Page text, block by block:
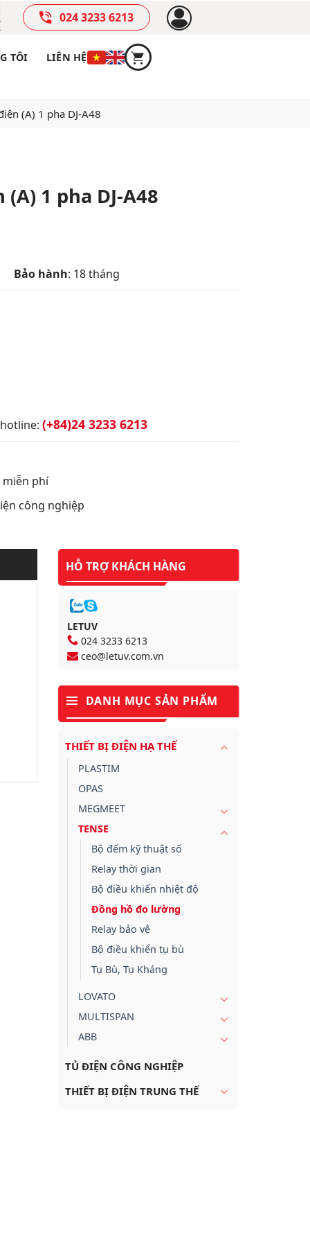
024 3233 6213
TÔI LIÊN HỆ
(A) 1 pha DJ-A48
1 pha DJ-A48
Bảo hành: 18 tháng
(+84)24 3233 6213
miễn phí
công nghiệp
HỖ TRỢ KHÁCH HÀNG
LETUV
024 3233 6213
ceo@letuv.com.vn
DANH MỤC SẢN PHẨM
THIẾT BỊ ĐIỆN HẠ THẾ
PLASTIM
OPAS
MEGMEET
TENSE
Bộ đếm kỹ thuật số
Relay thời gian
Bộ điều khiển nhiệt độ
Đồng hồ đo lường
Relay bảo vệ
Bộ điều khiển tụ bù
Tụ Bù, Tụ Kháng
LOVATO
MULTISPAN
ABB
TỦ ĐIỆN CÔNG NGHIỆP
THIẾT BỊ ĐIỆN TRUNG THẾ